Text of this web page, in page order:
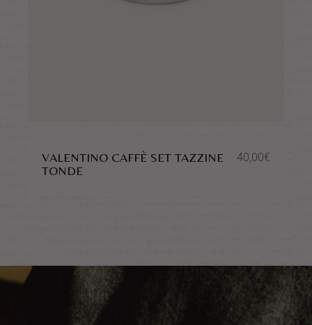
VALENTINO CAFFÈ SET TAZZINE
TONDE
40,00€